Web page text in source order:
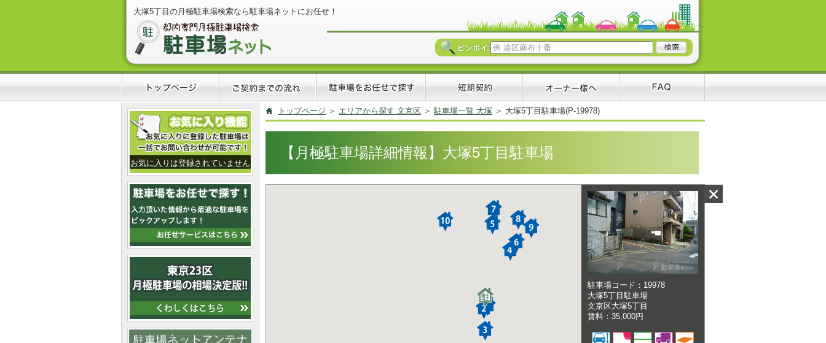
大塚5丁目の月極駐車場検索なら駐車場ネットにお任せ！
お気に入りは登録されていません
トップページ エリアから探す 文京区 駐車場一覧 大塚 大塚5丁目駐車場(P-19978)
【月極駐車場詳細情報】大塚5丁目駐車場
駐車場コード：19978
大塚5丁目駐車場
文京区大塚5丁目
賃料：35,000円